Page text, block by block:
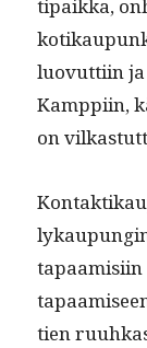
tipaik­ka,
luovut­ti­in
Kamp­pi­in,
on
tien